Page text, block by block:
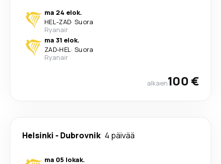
ma 24 elok.
HEL-ZAD· Suora
Ryanair
ma 31 elok.
ZAD-HEL· Suora
Ryanair
alkaen100 €
Helsinki - Dubrovnik 4 päivää
ma 05 lokak.